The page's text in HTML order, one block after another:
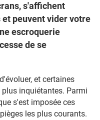
s'affichent
peuvent vider votre
escroquerie
de se
et certaines
inquiétantes. Parmi
s'est imposée ces
les plus courants.